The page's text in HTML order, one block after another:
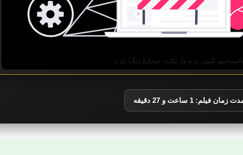
زمان فیلم: 1 ساعت و 27 دقیقه